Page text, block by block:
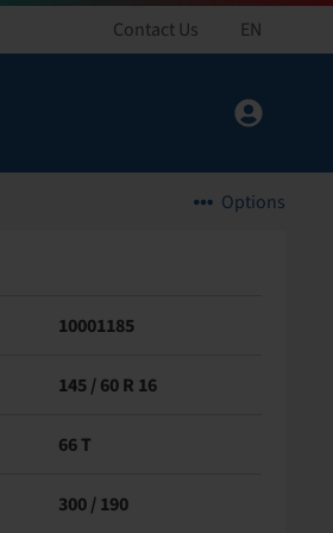
Contact Us EN
Options
10001185
145 / 60 R 16
66 T
300 / 190